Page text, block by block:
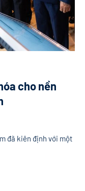
cho nền
đã kiên định với một